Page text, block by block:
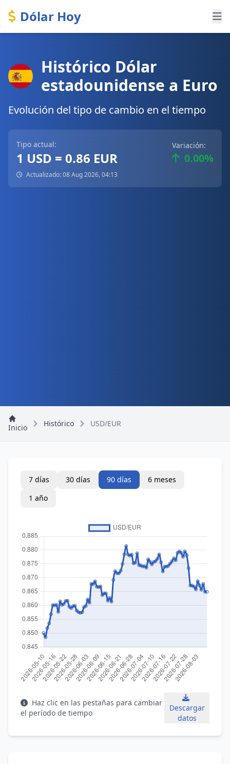
Dólar Hoy
Histórico Dólar
estadounidense a Euro
Evolución del tipo de cambio en el tiempo
Tipo actual:
1 USD = 0.86 EUR
Variación:
0.00%
Actualizado: 08 Aug 2026, 04:13
Inicio Histórico USD/EUR
7 días 30 días 90 días
6 meses
1 año
Haz clic en las pestañas para cambiar
el período de tiempo
Descargar
datos